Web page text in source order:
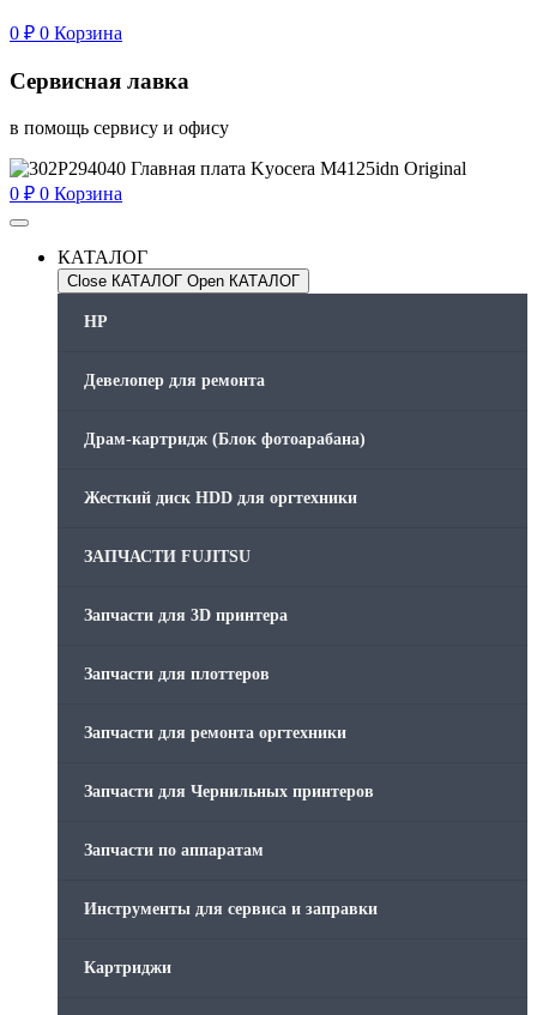
0 ₽ 0 Корзина
Сервисная лавка
в помощь сервису и офису
0 ₽ 0 Корзина
КАТАЛОГ
Close КАТАЛОГ Open КАТАЛОГ
HP
Девелопер для ремонта
Драм-картридж (Блок фотоарабана)
Жесткий диск HDD для оргтехники
ЗАПЧАСТИ FUJITSU
Запчасти для 3D принтера
Запчасти для плоттеров
Запчасти для ремонта оргтехники
Запчасти для Чернильных принтеров
Запчасти по аппаратам
Инструменты для сервиса и заправки
Картриджи